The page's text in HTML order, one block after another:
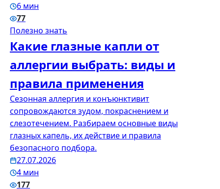
6 мин
77
Полезно знать
Какие глазные капли от
аллергии выбрать: виды и
правила применения
Сезонная аллергия и конъюнктивит
сопровождаются зудом, покраснением и
слезотечением. Разбираем основные виды
глазных капель, их действие и правила
безопасного подбора.
27.07.2026
4 мин
177